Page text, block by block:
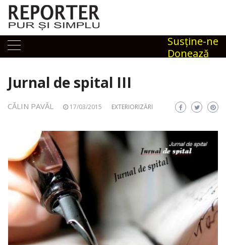
Skip
content
Susţine-ne
Donează
Jurnal de spital III
CĂLIN PAVĂL 17/03/2015 EXTERIORIZĂRI